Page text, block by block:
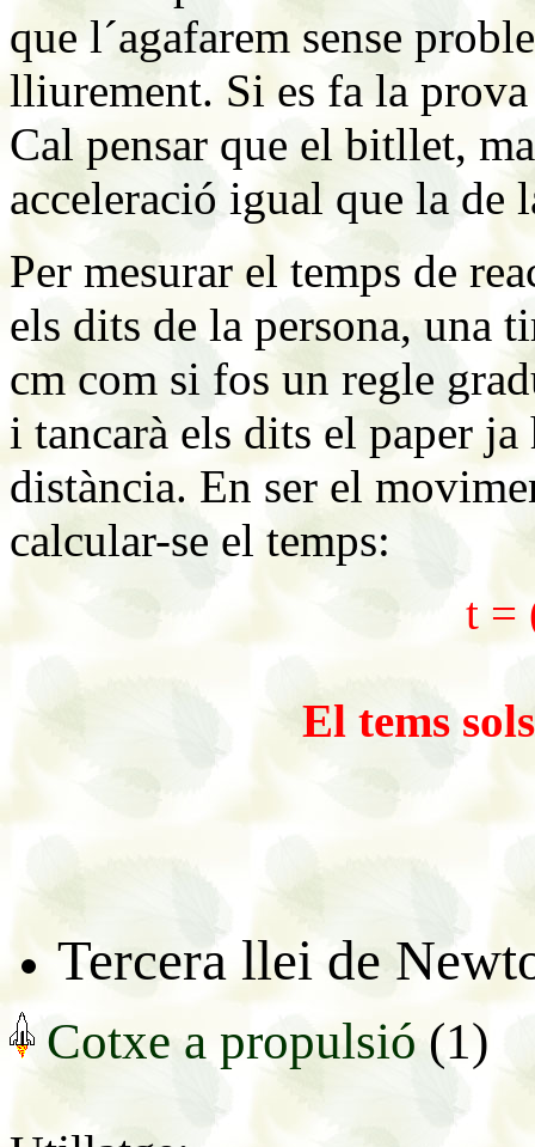
que l´agafarem sense
lliurement. Si es fa la
Cal pensar que el bitllet,
acceleració igual que la de
Per mesurar el temps de
els dits de la persona, una
cm com si fos un regle
i tancarà els dits el paper
distància. En ser el
calcular-se el temps:
t =
El tems
Tercera llei de
Cotxe a propulsió (1)